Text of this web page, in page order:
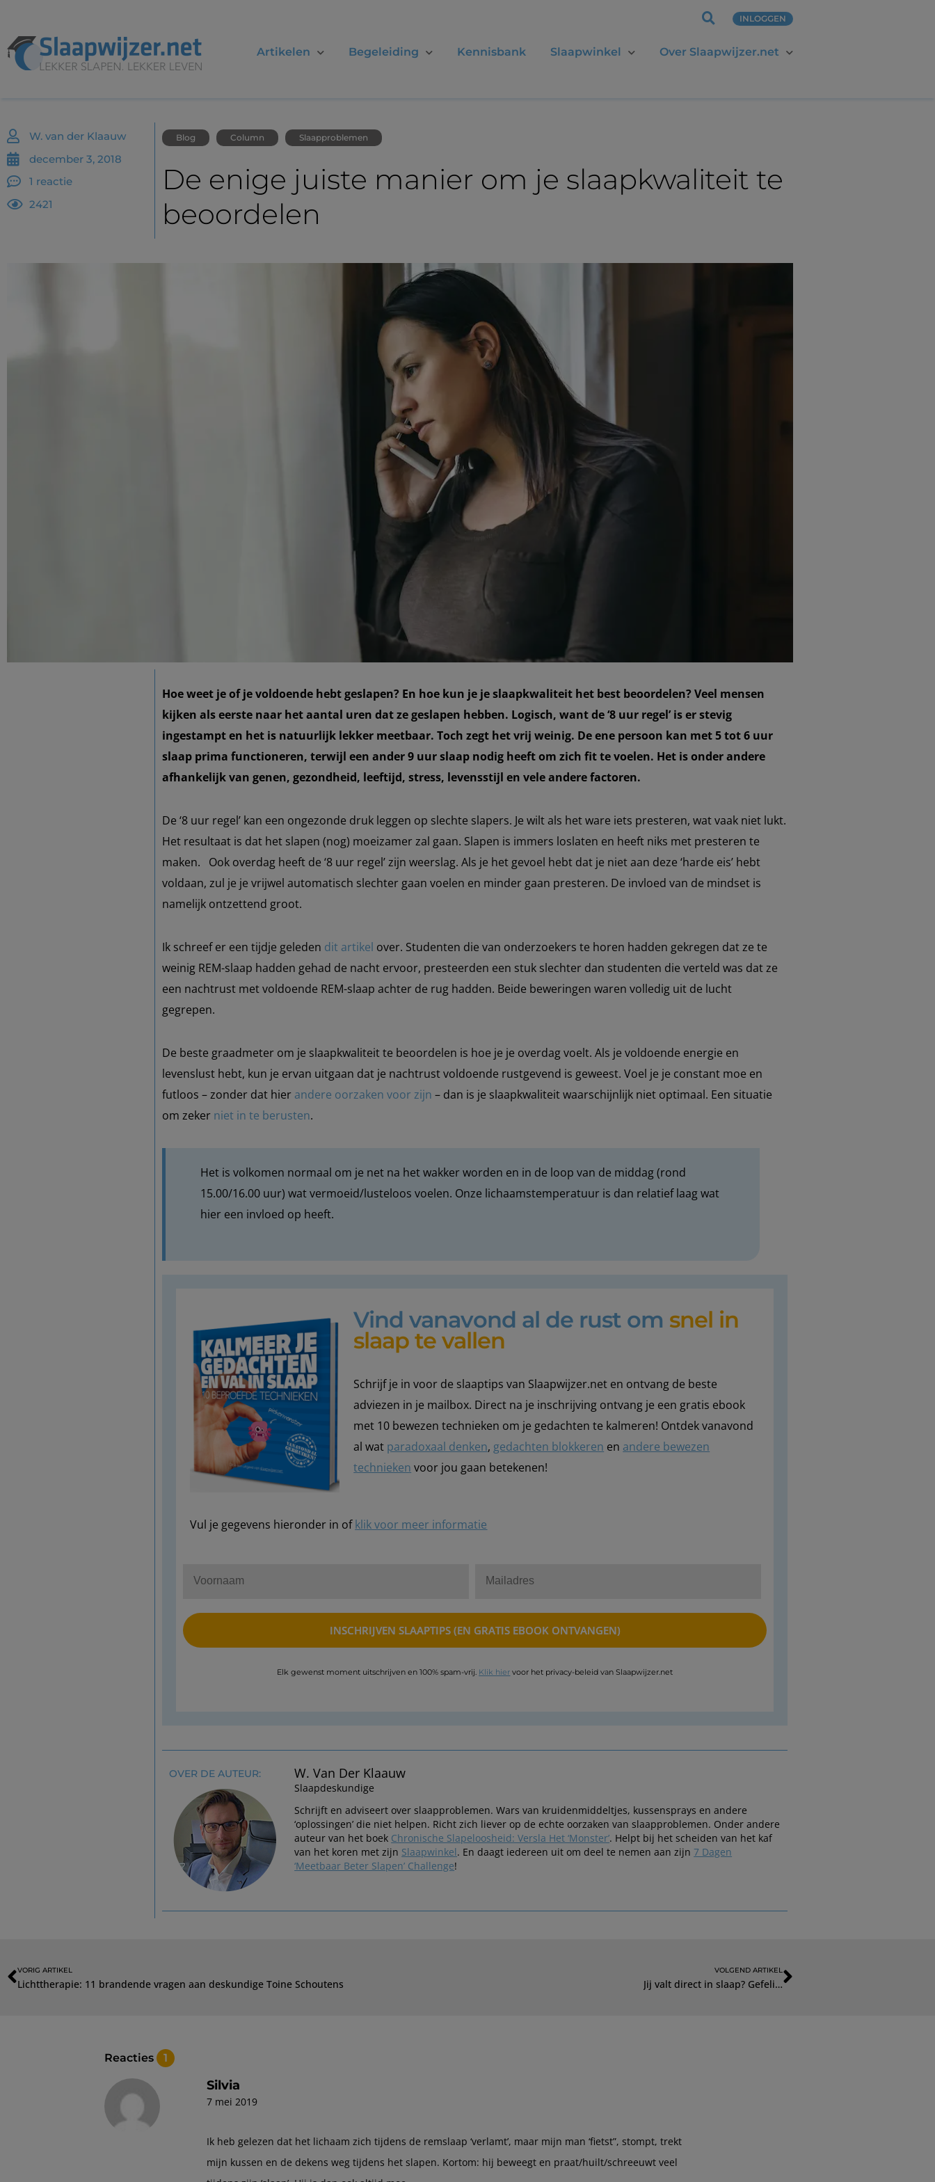
INLOGGEN
Artikelen Begeleiding Kennisbank Slaapwinkel Over Slaapwijzer.net
W. van der Klaauw
december 3, 2018
1 reactie
2421
Blog Column Slaapproblemen
De enige juiste manier om je slaapkwaliteit te
beoordelen
Hoe weet je of je voldoende hebt geslapen? En hoe kun je je slaapkwaliteit het best beoordelen? Veel mensen
kijken als eerste naar het aantal uren dat ze geslapen hebben. Logisch, want de ‘8 uur regel’ is er stevig
ingestampt en het is natuurlijk lekker meetbaar.Toch zegt het vrij weinig. De ene persoon kan met 5 tot 6 uur
slaap prima functioneren, terwijl een ander 9 uur slaap nodig heeft om zich fit te voelen. Het is onder andere
afhankelijk van genen, gezondheid, leeftijd, stress, levensstijl en vele andere factoren.
De ‘8 uur regel’ kan een ongezonde druk leggen op slechte slapers. Je wilt als het ware iets presteren, wat vaak niet lukt.
Het resultaat is dat het slapen (nog) moeizamer zal gaan. Slapen is immers loslaten en heeft niks met presteren te
maken. Ook overdag heeft de ‘8 uur regel’ zijn weerslag. Als je het gevoel hebt dat je niet aan deze ‘harde eis’ hebt
voldaan, zul je je vrijwel automatisch slechter gaan voelen en minder gaan presteren. De invloed van de mindset is
namelijk ontzettend groot.
Ik schreef er een tijdje geleden dit artikel over. Studenten die van onderzoekers te horen hadden gekregen dat ze te
weinig REM-slaap hadden gehad de nacht ervoor, presteerden een stuk slechter dan studenten die verteld was dat ze
een nachtrust met voldoende REM-slaap achter de rug hadden. Beide beweringen waren volledig uit de lucht
gegrepen.
De beste graadmeter om je slaapkwaliteit te beoordelen is hoe je je overdag voelt. Als je voldoende energie en
levenslust hebt, kun je ervan uitgaan dat je nachtrust voldoende rustgevend is geweest. Voel je je constant moe en
futloos – zonder dat hier andere oorzaken voor zijn – dan is je slaapkwaliteit waarschijnlijk niet optimaal. Een situatie
om zeker niet in te berusten.
Het is volkomen normaal om je net na het wakker worden en in de loop van de middag (rond
15.00/16.00 uur) wat vermoeid/lusteloos voelen. Onze lichaamstemperatuur is dan relatief laag wat
hier een invloed op heeft.
Vind vanavond al de rust om snel in
slaap te vallen
Schrijf je in voor de slaaptips van Slaapwijzer.net en ontvang de beste
adviezen in je mailbox. Direct na je inschrijving ontvang je een gratis ebook
met 10 bewezen technieken om je gedachten te kalmeren! Ontdek vanavond
al wat paradoxaal denken, gedachten blokkeren en andere bewezen
technieken voor jou gaan betekenen!
Vul je gegevens hieronder in ofklik voor meer informatie
Elk gewenst moment uitschrijven en 100% spam-vrij. Klik hier voor het privacy-beleid van Slaapwijzer.net
OVER DE AUTEUR: W. Van Der Klaauw
Slaapdeskundige
Schrijft en adviseert over slaapproblemen. Wars van kruidenmiddeltjes, kussensprays en andere
‘oplossingen’ die niet helpen. Richt zich liever op de echte oorzaken van slaapproblemen. Onder andere
auteur van het boek Chronische Slapeloosheid: Versla Het ‘Monster’. Helpt bij het scheiden van het kaf
van het koren met zijn Slaapwinkel. En daagt iedereen uit om deel te nemen aan zijn7 Dagen
‘Meetbaar Beter Slapen’ Challenge!
VORIG ARTIKEL
Lichttherapie: 11 brandende vragen aan deskundige Toine Schoutens
VOLGEND ARTIKEL
Jij valt direct in slaap? Gefeliciteerd! Wil je een ballon?
Reacties 1
Silvia
7 mei 2019
Ik heb gelezen dat het lichaam zich tijdens de remslaap ‘verlamt’, maar mijn man ‘fietst”, stompt, trekt
mijn kussen en de dekens weg tijdens het slapen. Kortom: hij beweegt en praat/huilt/schreeuwt veel